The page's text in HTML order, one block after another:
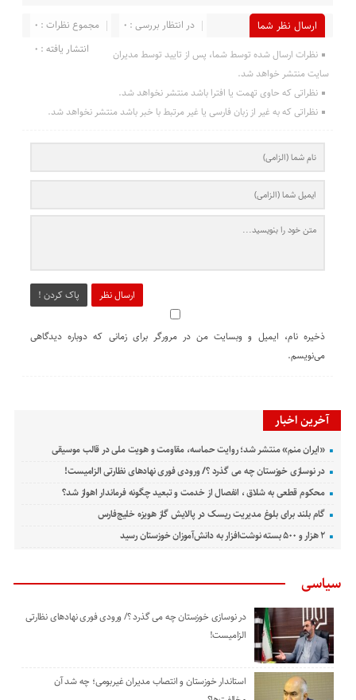
ارسال نظر شما مجموع نظرات : 0
در انتظار بررسی : 0
انتشار یافته : 0
نظرات ارسال شده توسط شما، پس از تایید توسط مدیران
سایت منتشر خواهد شد.
نظراتی که حاوی تهمت یا افترا باشد منتشر نخواهد شد.
نظراتی که به غیر از زبان فارسی یا غیر مرتبط با خبر باشد منتشر نخواهد شد.
ارسال نظر پاک کردن !
ذخیره نام، ایمیل و وبسایت من در مرورگر برای زمانی که دوباره دیدگاهی
می‌نویسم.
آخرین اخبار
«ایران منم» منتشر شد؛ روایت حماسه، مقاومت و هویت ملی در قالب موسیقی
در نوسازی خوزستان چه می گذرد ؟/ ورودی فوری نهادهای نظارتی الزامیست!
محکوم قطعی به شلاق ، انفصال از خدمت و تبعید چگونه فرماندار اهواز شد؟
گام بلند برای بلوغ مدیریت ریسک در پالایش گاز هویزه خلیج‌فارس
۲ هزار و ۵۰۰ بسته نوشت‌افزار به دانش‌آموزان خوزستان رسید
سیاسی
در نوسازی خوزستان چه می گذرد ؟/ ورودی فوری نهادهای نظارتی
الزامیست!
استاندار خوزستان و انتصاب مدیران غیربومی؛ چه شد آن